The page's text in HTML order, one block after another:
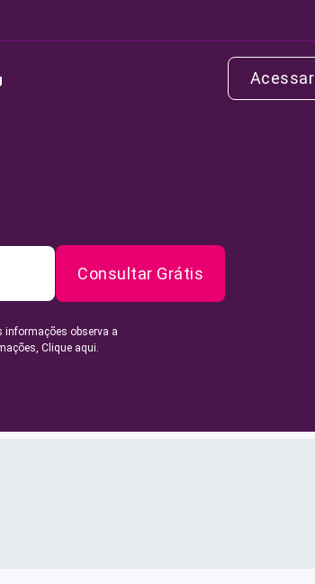
Acessar
Consultar Grátis
informações observa a
Clique aqui.